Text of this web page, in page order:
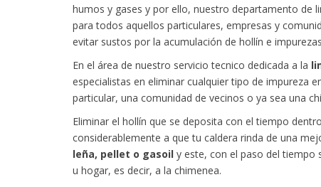
humos y gases y por ello, nuestro departamento de
para todos aquellos particulares, empresas y
evitar sustos por la acumulación de hollín e
En el área de nuestro servicio tecnico dedicada a la
especialistas en eliminar cualquier tipo de impureza
particular, una comunidad de vecinos o ya sea una
Eliminar el hollín que se deposita con el tiempo
considerablemente a que tu caldera rinda de una
leña, pellet o gasoil y este, con el paso del tiempo
u hogar, es decir, a la chimenea.